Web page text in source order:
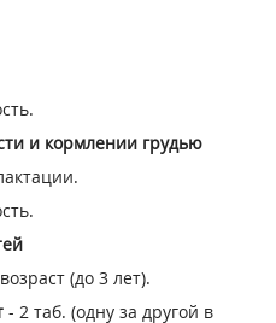
и кормлении грудью
(до 3 лет).
- 2 таб. (одну за другой в